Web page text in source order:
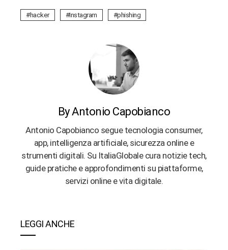
hacker Instagram phishing
By Antonio Capobianco
Antonio Capobianco segue tecnologia consumer,
app, intelligenza artificiale, sicurezza online e
strumenti digitali. Su ItaliaGlobale cura notizie tech,
guide pratiche e approfondimenti su piattaforme,
servizi online e vita digitale.
LEGGI ANCHE